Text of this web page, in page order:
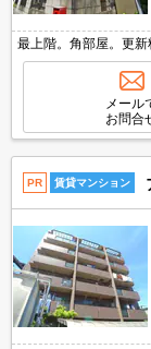
最上階。角部屋。更新
した。保証会社加入
メール
お問合
PR 賃貸マンション